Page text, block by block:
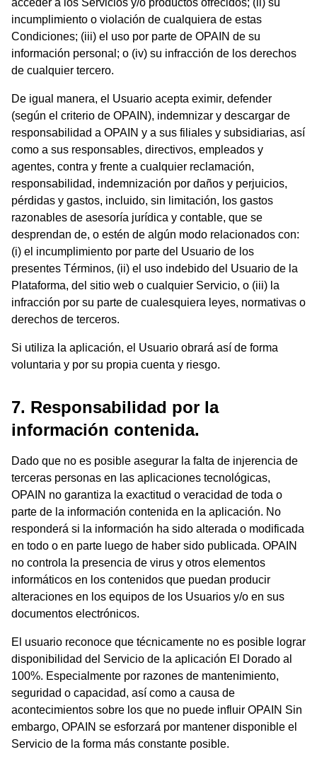
acceder a los Servicios y/o productos ofrecidos; (ii) su
incumplimiento o violación de cualquiera de estas
Condiciones; (iii) el uso por parte de OPAIN de su
información personal; o (iv) su infracción de los derechos
de cualquier tercero.
De igual manera, el Usuario acepta eximir, defender
(según el criterio de OPAIN), indemnizar y descargar de
responsabilidad a OPAIN y a sus filiales y subsidiarias, así
como a sus responsables, directivos, empleados y
agentes, contra y frente a cualquier reclamación,
responsabilidad, indemnización por daños y perjuicios,
pérdidas y gastos, incluido, sin limitación, los gastos
razonables de asesoría jurídica y contable, que se
desprendan de, o estén de algún modo relacionados con:
(i) el incumplimiento por parte del Usuario de los
presentes Términos, (ii) el uso indebido del Usuario de la
Plataforma, del sitio web o cualquier Servicio, o (iii) la
infracción por su parte de cualesquiera leyes, normativas o
derechos de terceros.
Si utiliza la aplicación, el Usuario obrará así de forma
voluntaria y por su propia cuenta y riesgo.
7. Responsabilidad por la
información contenida.
Dado que no es posible asegurar la falta de injerencia de
terceras personas en las aplicaciones tecnológicas,
OPAIN no garantiza la exactitud o veracidad de toda o
parte de la información contenida en la aplicación. No
responderá si la información ha sido alterada o modificada
en todo o en parte luego de haber sido publicada. OPAIN
no controla la presencia de virus y otros elementos
informáticos en los contenidos que puedan producir
alteraciones en los equipos de los Usuarios y/o en sus
documentos electrónicos.
El usuario reconoce que técnicamente no es posible lograr
disponibilidad del Servicio de la aplicación El Dorado al
100%. Especialmente por razones de mantenimiento,
seguridad o capacidad, así como a causa de
acontecimientos sobre los que no puede influir OPAIN Sin
embargo, OPAIN se esforzará por mantener disponible el
Servicio de la forma más constante posible.